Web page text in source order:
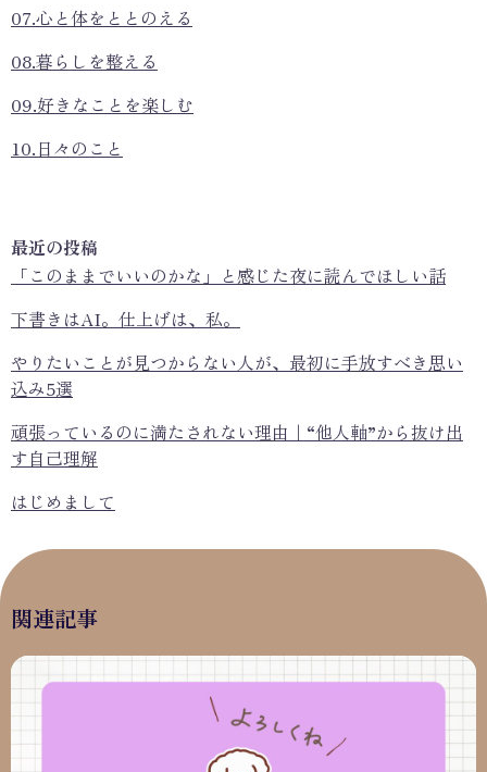
07.心と体をととのえる
08.暮らしを整える
09.好きなことを楽しむ
10.日々のこと
最近の投稿
「このままでいいのかな」と感じた夜に読んでほしい話
下書きはAI。仕上げは、私。
やりたいことが見つからない人が、最初に手放すべき思い
込み5選
頑張っているのに満たされない理由｜“他人軸”から抜け出
す自己理解
はじめまして
関連記事
はじめまして